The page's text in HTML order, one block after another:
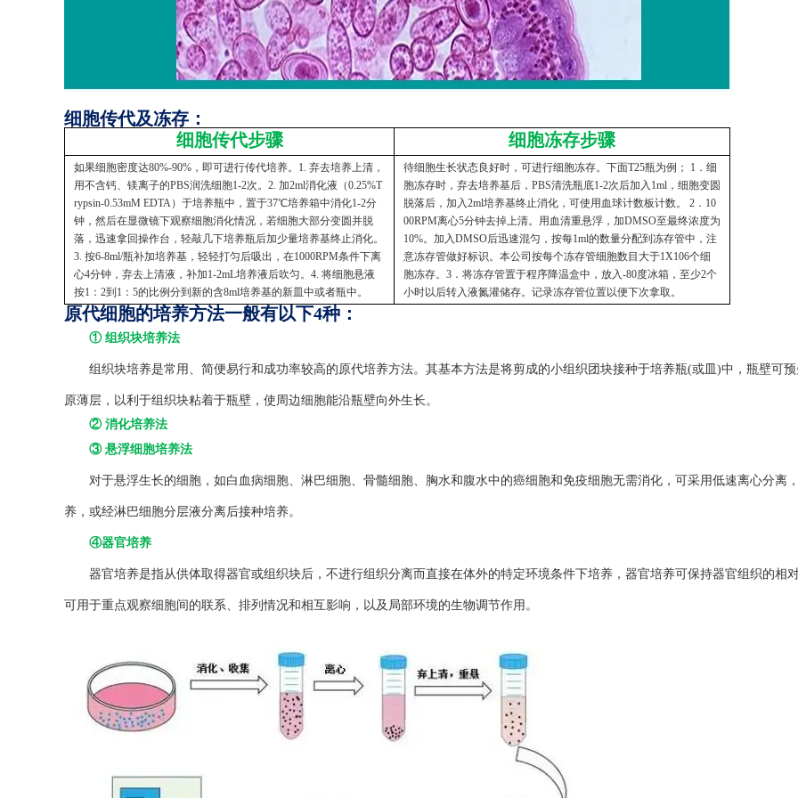
细胞传代及冻存：
细胞传代步骤
细胞冻存步骤
如果细胞密度达80%-90%，即可进行传代培养。1. 弃去培养上清，
用不含钙、镁离子的PBS润洗细胞1-2次。2. 加2ml消化液（0.25%T
rypsin-0.53mM EDTA）于培养瓶中，置于37℃培养箱中消化1-2分
钟，然后在显微镜下观察细胞消化情况，若细胞大部分变圆并脱
落，迅速拿回操作台，轻敲几下培养瓶后加少量培养基终止消化。
3. 按6-8ml/瓶补加培养基，轻轻打匀后吸出，在1000RPM条件下离
心4分钟，弃去上清液，补加1-2mL培养液后吹匀。4. 将细胞悬液
按1：2到1：5的比例分到新的含8ml培养基的新皿中或者瓶中。
待细胞生长状态良好时，可进行细胞冻存。下面T25瓶为例； 1．细
胞冻存时，弃去培养基后，PBS清洗瓶底1-2次后加入1ml，细胞变圆
脱落后，加入2ml培养基终止消化，可使用血球计数板计数。 2．10
00RPM离心5分钟去掉上清。用血清重悬浮，加DMSO至最终浓度为
10%。加入DMSO后迅速混匀，按每1ml的数量分配到冻存管中，注
意冻存管做好标识。本公司按每个冻存管细胞数目大于1X106个细
胞冻存。3．将冻存管置于程序降温盒中，放入-80度冰箱，至少2个
小时以后转入液氮灌储存。记录冻存管位置以便下次拿取。
原代细胞的培养方法一般有以下4种：
① 组织块培养法
组织块培养是常用、简便易行和成功率较高的原代培养方法。其基本方法是将剪成的小组织团块接种于培养瓶(或皿)中，瓶壁可
原薄层，以利于组织块粘着于瓶壁，使周边细胞能沿瓶壁向外生长。
② 消化培养法
③ 悬浮细胞培养法
对于悬浮生长的细胞，如白血病细胞、淋巴细胞、骨髓细胞、胸水和腹水中的癌细胞和免疫细胞无需消化，可采用低速离心分离
养，或经淋巴细胞分层液分离后接种培养。
④器官培养
器官培养是指从供体取得器官或组织块后，不进行组织分离而直接在体外的特定环境条件下培养，器官培养可保持器官组织的相
可用于重点观察细胞间的联系、排列情况和相互影响，以及局部环境的生物调节作用。